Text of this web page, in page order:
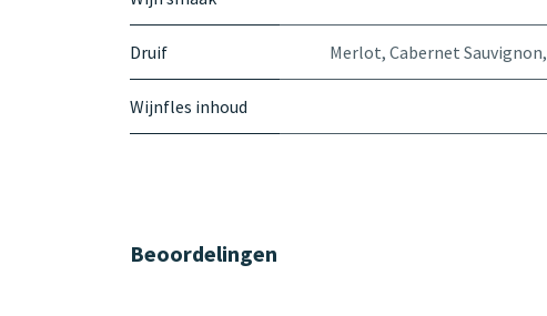
Druif Merlot, Cabernet Sauvignon,
Wijnfles inhoud
Beoordelingen